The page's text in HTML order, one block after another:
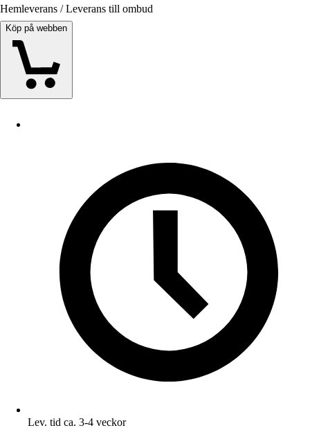
Hemleverans / Leverans till ombud
Köp på webben
Lev. tid ca. 3-4 veckor